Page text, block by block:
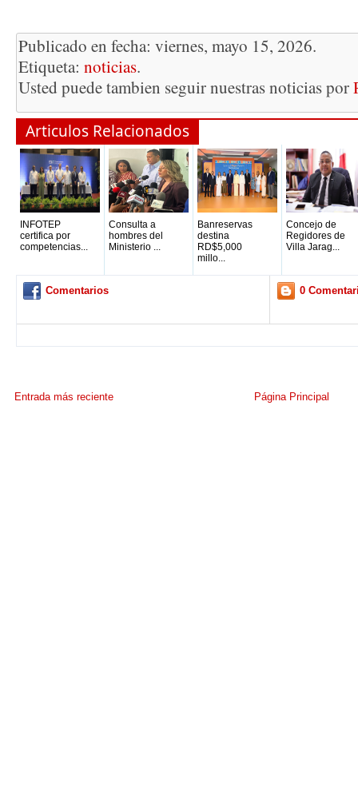
Publicado en fecha: viernes, mayo 15, 2026.
Etiqueta: noticias.
Usted puede tambien seguir nuestras noticias por
Articulos Relacionados
INFOTEP
certifica por
competencias...
Consulta a
hombres del
Ministerio ...
Banreservas
destina
RD$5,000
millo...
Concejo de
Regidores de
Villa Jarag...
Comentarios 0
Entrada más reciente Página Principal